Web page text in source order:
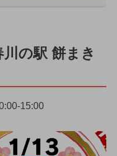
川の駅 餅まき
15:00